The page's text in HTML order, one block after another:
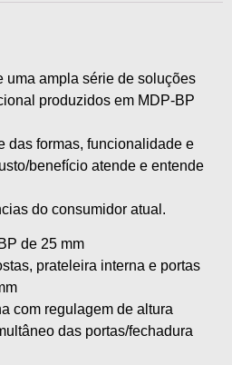
uma ampla série de soluções
produzidos em MDP-BP
das formas, funcionalidade e
benefício atende e entende
do consumidor atual.
de 25 mm
prateleira interna e portas
com regulagem de altura
das portas/fechadura